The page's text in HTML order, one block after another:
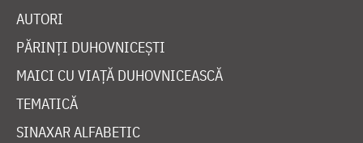
AUTORI
PĂRINȚI DUHOVNICEȘTI
MAICI CU VIAȚĂ DUHOVNICEASCĂ
TEMATICĂ
SINAXAR ALFABETIC